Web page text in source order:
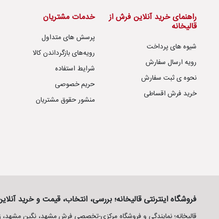
راهنمای خرید آنلاین فرش از
قالیخانه
شیوه های پرداخت
رویه ارسال سفارش
نحوه ی ثبت سفارش
خرید فرش اقساطی
خدمات مشتریان
پرسش های متداول
رویه‌های بازگرداندن کالا
شرایط استفاده
حریم خصوصی
منشور حقوق مشتریان
فروشگاه اینترنتی قالیخانه؛ بررسی، انتخاب، قیمت و خرید